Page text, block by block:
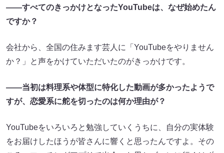
――すべてのきっかけとなったYouTubeは、なぜ始めたん
ですか？
会社から、全国の住みます芸人に「YouTubeをやりません
か？」と声をかけていただいたのがきっかけです。
――当初は料理系や体型に特化した動画が多かったようで
すが、恋愛系に舵を切ったのは何か理由が？
YouTubeをいろいろと勉強していくうちに、自分の実体験
をお届けしたほうが皆さんに響くと思ったんですよ。その